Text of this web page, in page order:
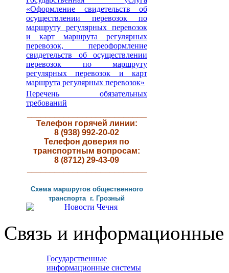
«Оформление свидетельств об
осуществлении перевозок по
маршруту регулярных перевозок
и карт маршрута регулярных
перевозок, переоформление
свидетельств об осуществлении
перевозок по маршруту
регулярных перевозок и карт
маршрута регулярных перевозок»
Перечень обязательных
требований
Телефон горячей линии:
8 (938) 992-20-02
Телефон доверия по
транспортным вопросам:
8 (8712) 29-43-09
Схема маршрутов общественного
транспорта г. Грозный
Связь и информационные
Государственные
информационные системы